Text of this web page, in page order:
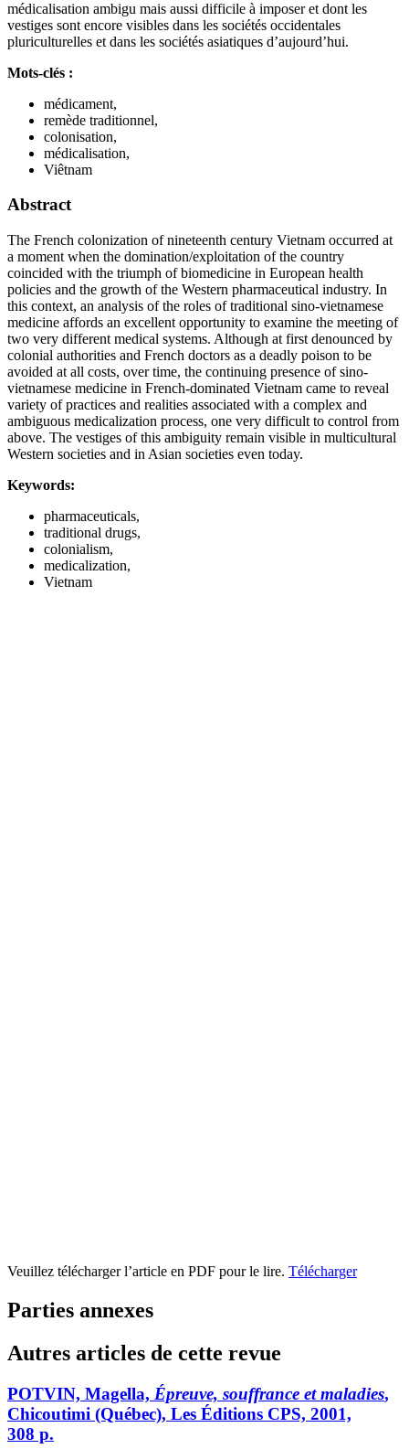
médicalisation ambigu mais aussi difficile à imposer et dont les
vestiges sont encore visibles dans les sociétés occidentales
pluriculturelles et dans les sociétés asiatiques d’aujourd’hui.
Mots-clés :
médicament,
remède traditionnel,
colonisation,
médicalisation,
Viêtnam
Abstract
The French colonization of nineteenth century Vietnam occurred at
a moment when the domination/exploitation of the country
coincided with the triumph of biomedicine in European health
policies and the growth of the Western pharmaceutical industry. In
this context, an analysis of the roles of traditional sino-vietnamese
medicine affords an excellent opportunity to examine the meeting of
two very different medical systems. Although at first denounced by
colonial authorities and French doctors as a deadly poison to be
avoided at all costs, over time, the continuing presence of sino-
vietnamese medicine in French-dominated Vietnam came to reveal
variety of practices and realities associated with a complex and
ambiguous medicalization process, one very difficult to control from
above. The vestiges of this ambiguity remain visible in multicultural
Western societies and in Asian societies even today.
Keywords:
pharmaceuticals,
traditional drugs,
colonialism,
medicalization,
Vietnam
Veuillez télécharger l’article en PDF pour le lire. Télécharger
Parties annexes
Autres articles de cette revue
POTVIN, Magella, Épreuve, souffrance et maladies,
Chicoutimi (Québec), Les Éditions CPS, 2001,
308 p.